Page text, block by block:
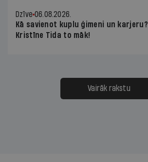
Dzīve 06.08.2026.
Kā savienot kuplu ģimeni un karjeru?
Kristīne Tida to māk!
Vairāk rakstu